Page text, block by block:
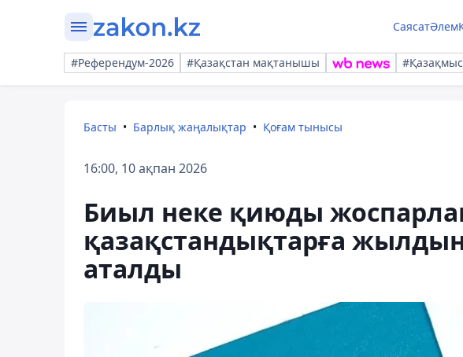
СаясатӘлем
#Референдум-2026 #Қазақстан мақтанышы #Қазақмыс
Басты Барлық жаңалықтар Қоғам тынысы
16:00, 10 ақпан 2026
Биыл неке қиюды
қазақстандықтарға
аталды